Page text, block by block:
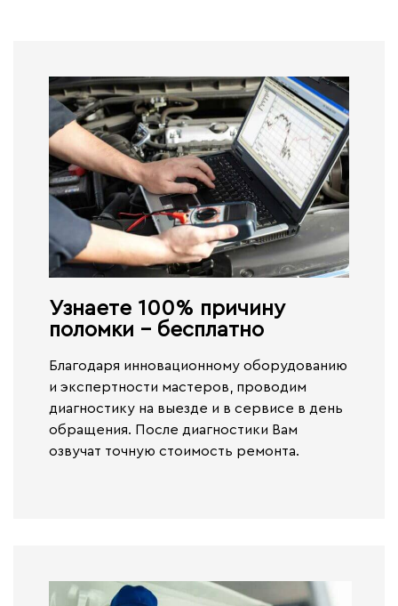
Узнаете 100% причину
поломки - бесплатно​
Благодаря инновационному оборудованию
и экспертности мастеров, проводим
диагностику на выезде и в сервисе в день
обращения. После диагностики Вам
озвучат точную стоимость ремонта.